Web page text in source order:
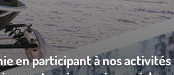
en participant à nos activités